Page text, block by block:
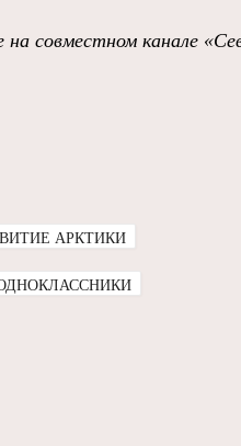
совместном канале
АРКТИКИ